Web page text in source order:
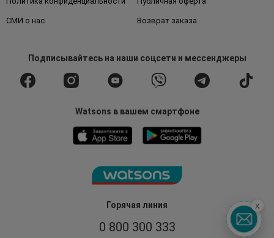
Горячая линия
0 800 300 333
СМИ о нас Возврат заказа
Подписывайтесьна наши соцсети и мессенджеры
Watsons в вашем смартфоне
x